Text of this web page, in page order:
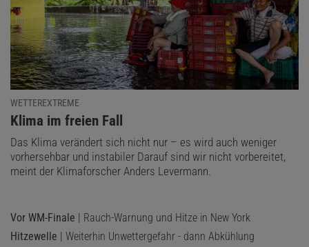
WETTEREXTREME
:
Klima im freien Fall
Das Klima verändert sich nicht nur – es wird auch weniger
vorhersehbar und instabiler Darauf sind wir nicht vorbereitet,
meint der Klimaforscher Anders Levermann.
Vor WM-Finale | Rauch-Warnung und Hitze in New York
Hitzewelle | Weiterhin Unwettergefahr - dann Abkühlung